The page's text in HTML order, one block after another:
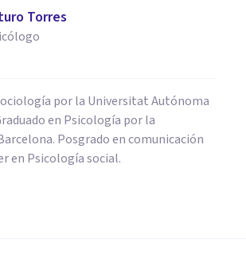
Torres
por la Universitat Autónoma
en Psicología por la
Posgrado en comunicación
en Psicología social.